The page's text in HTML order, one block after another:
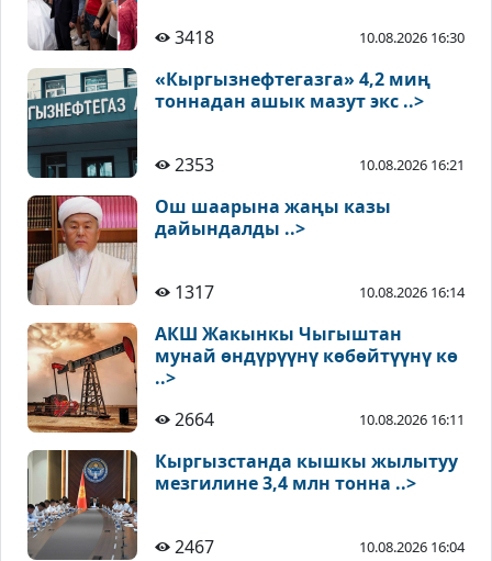
3418 10.08.2026 16:30
«Кыргызнефтегазга» 4,2 миң
тоннадан ашык мазут экс ..>
2353 10.08.2026 16:21
Ош шаарына жаңы казы
дайындалды ..>
1317 10.08.2026 16:14
АКШ Жакынкы Чыгыштан
мунай өндүрүүнү көбөйтүүнү кө
..>
2664
10.08.2026 16:11
Кыргызстанда кышкы жылытуу
мезгилине 3,4 млн тонна ..>
2467 10.08.2026 16:04